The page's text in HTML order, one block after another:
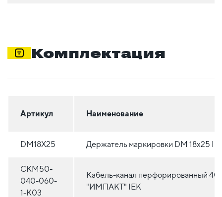
Комплектация
Артикул Наименование
DM18X25 Держатель маркировки DM 18x25
CKM50-
040-060-
1-K03
Кабель-канал перфорированный
"ИМПАКТ" IEK